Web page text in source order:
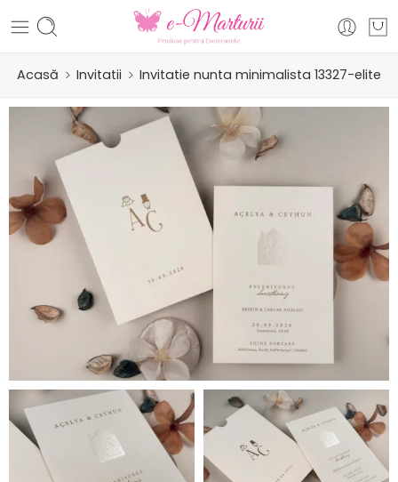
Acasă Invitatii Invitatie nunta minimalista 13327-elite